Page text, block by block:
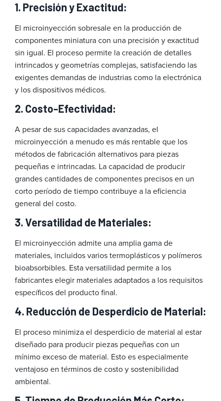
1. Precisión y Exactitud:
El microinyección sobresale en la producción de
componentes miniatura con una precisión y exactitud
sin igual. El proceso permite la creación de detalles
intrincados y geometrías complejas, satisfaciendo las
exigentes demandas de industrias como la electrónica
y los dispositivos médicos.
2. Costo-Efectividad:
A pesar de sus capacidades avanzadas, el
microinyección a menudo es más rentable que los
métodos de fabricación alternativos para piezas
pequeñas e intrincadas. La capacidad de producir
grandes cantidades de componentes precisos en un
corto período de tiempo contribuye a la eficiencia
general del costo.
3. Versatilidad de Materiales:
El microinyección admite una amplia gama de
materiales, incluidos varios termoplásticos y polímeros
bioabsorbibles. Esta versatilidad permite a los
fabricantes elegir materiales adaptados a los requisitos
específicos del producto final.
4. Reducción de Desperdicio de Material:
El proceso minimiza el desperdicio de material al estar
diseñado para producir piezas pequeñas con un
mínimo exceso de material. Esto es especialmente
ventajoso en términos de costo y sostenibilidad
ambiental.